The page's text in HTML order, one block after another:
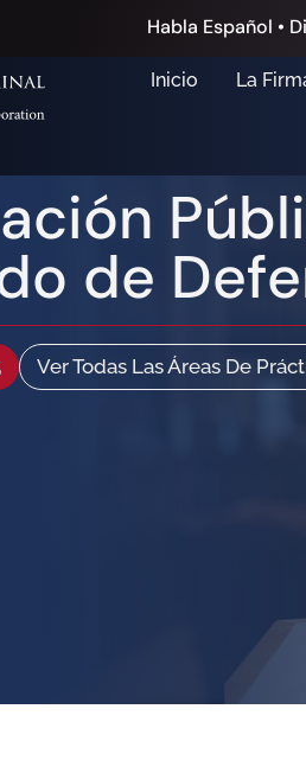
Habla Español •
Inicio La
de
Ver Todas Las Áreas De